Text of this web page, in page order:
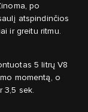
po
atspindinčios
ir greitu ritmu.
5 litrų V8
momentą, o
3,5 sek.